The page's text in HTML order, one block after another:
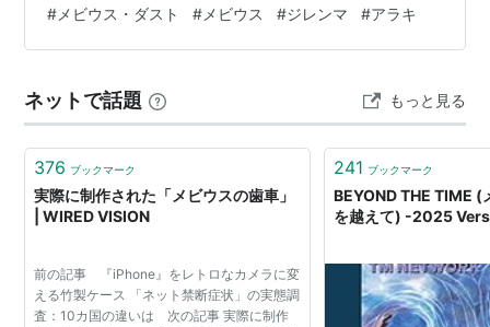
mild - USATODAY.com
http://www.fda.gov/TobaccoProducts/GuidanceCom
*2 :http://www.yourtrademarkia.com/mevius-
*3:2013年2月上旬、MEVIUS始動 | JTウェブサイト
メビウス (一般)
がら、読み進めてみてください。 📱 【公式映像】閉ざさ
れた町と異能の旋律 作品の公式映像はこちら👇 第1弾メ
ト」 「──この町を出るために、僕らは異能のゲームに身
を投じる」 謎の粒子〈メビウス・ダスト〉の影響で能力
を得た子どもたち。閉ざされ…
# メビウス・ダスト # メビウス #ジレンマ #アラキ
ネットで話題 もっと見る
376 ブックマーク
実際に制作された「メビウスの歯車」
| WIRED VISION
前の記事 『iPhone』をレトロなカメラに変
える竹製ケース 「ネット禁断症状」の実態調
査：10カ国の違いは 次の記事 実際に制作
241 ブックマーク
BEYOND THE TIME (
を越えて) -2025